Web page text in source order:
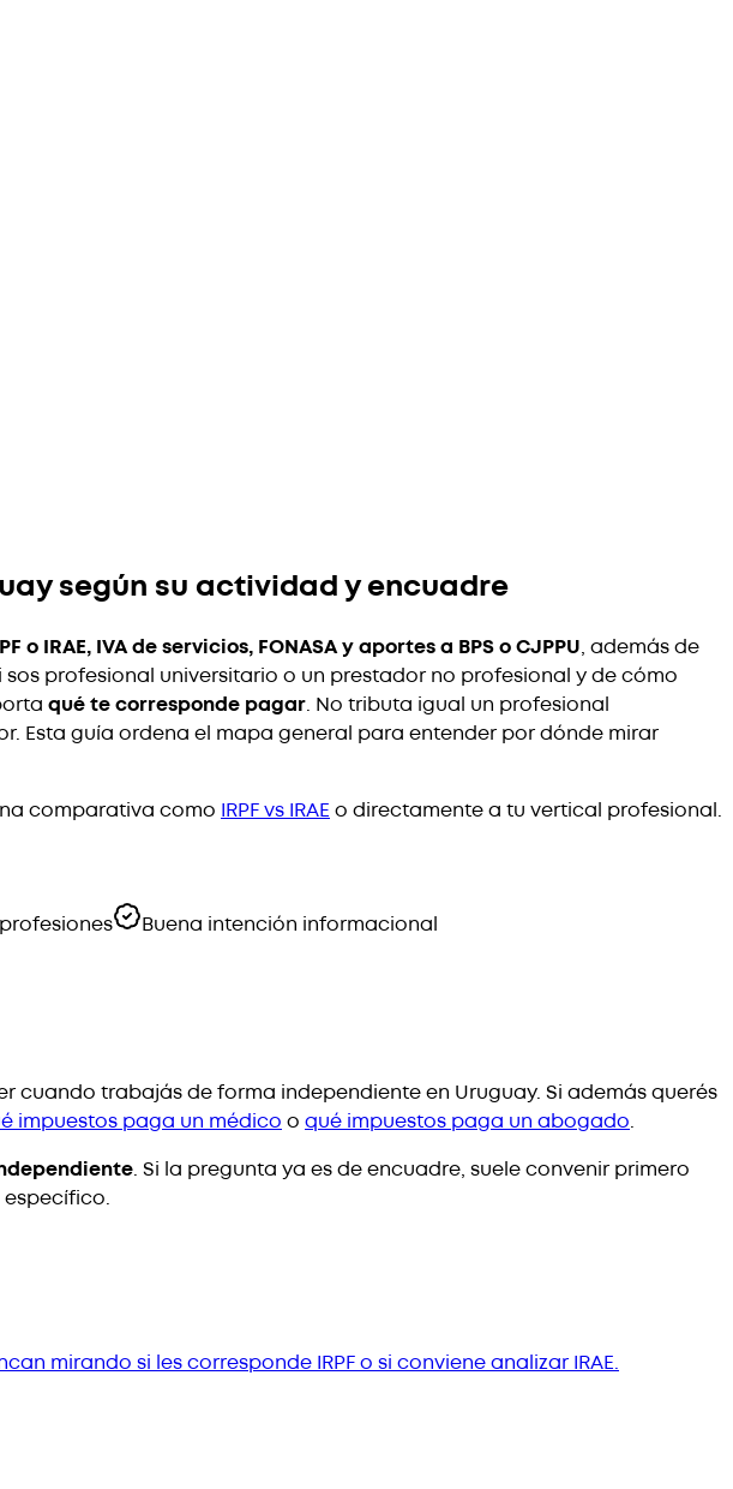
según su actividad y encuadre
o IRAE, IVA de servicios, FONASA y aportes a BPS o CJPPU, además de
profesional universitario o un prestador no profesional y de cómo
qué te corresponde pagar. No tributa igual un profesional
Esta guía ordena el mapa general para entender por dónde mirar
comparativa como IRPF vs IRAE o directamente a tu vertical profesional.
Buena intención informacional
cuando trabajás de forma independiente en Uruguay. Si además querés
impuestos paga un médico o qué impuestos paga un abogado.
. Si la pregunta ya es de encuadre, suele convenir primero
mirando si les corresponde IRPF o si conviene analizar IRAE.